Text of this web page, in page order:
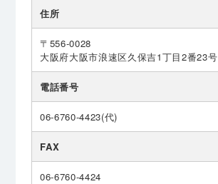
住所
〒556-0028
大阪府大阪市浪速区久保吉1丁目2番23号
電話番号
06-6760-4423(代)
FAX
06-6760-4424